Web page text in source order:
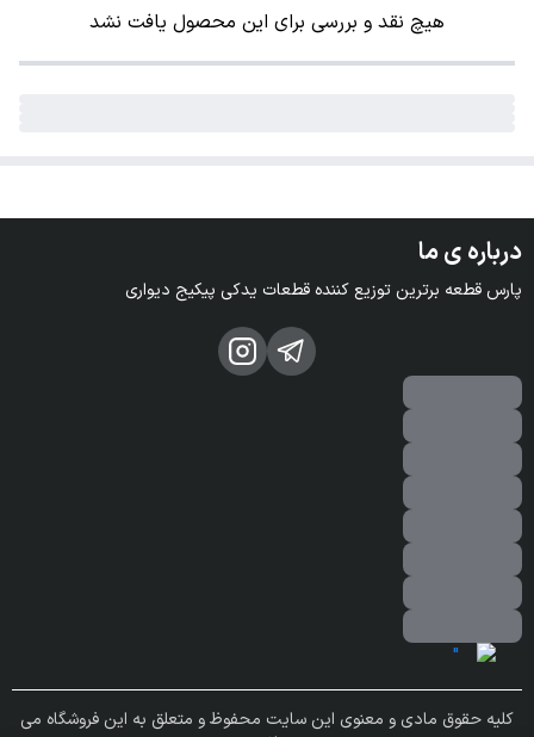
هیچ نقد و بررسی برای این محصول یافت نشد
درباره ی ما
پارس قطعه برترین توزیع کننده قطعات یدکی پیکیج دیواری
کلیه حقوق مادی و معنوی این سایت محفوظ و متعلق به این فروشگاه می